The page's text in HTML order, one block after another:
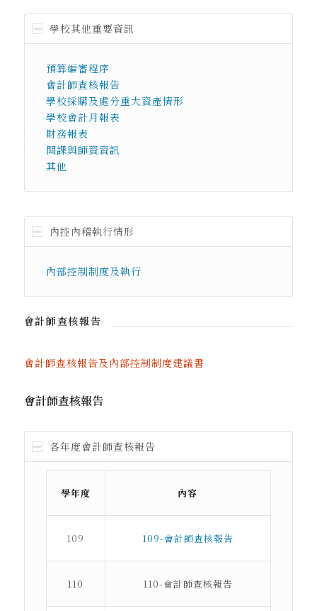
學校其他重要資訊
預算編審程序
會計師查核報告
學校採購及處分重大資產情形
學校會計月報表
財務報表
開課與師資資訊
其他
內控內稽執行情形
內部控制制度及執行
會計師查核報告
會計師查核報告及內部控制制度建議書
會計師查核報告
各年度會計師查核報告
學年度 內容
109 109-會計師查核報告
110 110-會計師查核報告